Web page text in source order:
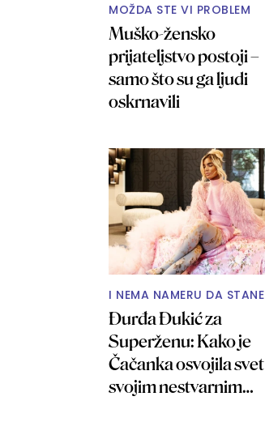
MOŽDA STE VI PROBLEM
Muško-žensko
prijateljstvo postoji –
samo što su ga ljudi
oskrnavili
I NEMA NAMERU DA STANE
Đurđa Đukić za
Superženu: Kako je
Čačanka osvojila svet
svojim nestvarnim